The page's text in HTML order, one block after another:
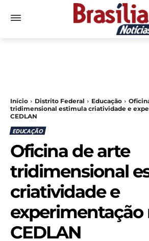
Início Distrito Federal Educação
tridimensional estimula criatividade e
CEDLAN
EDUCAÇÃO
Oficina de arte
tridimensional
criatividade e
experimentação
CEDLAN